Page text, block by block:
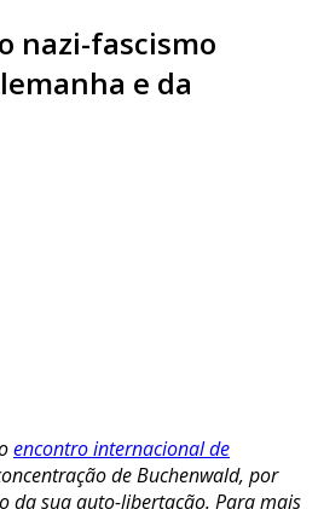
nazi-fascismo
e da
encontro internacional de
de Buchenwald, por
da sua auto-libertação. Para mais